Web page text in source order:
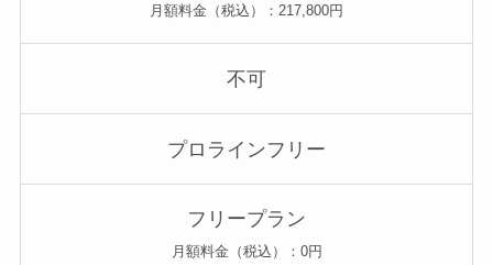
月額料金（税込）：217,800円
不可
プロラインフリー
フリープラン
月額料金（税込）：0円